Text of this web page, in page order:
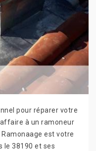
pour réparer votre
à un ramoneur
est votre
le 38190 et ses